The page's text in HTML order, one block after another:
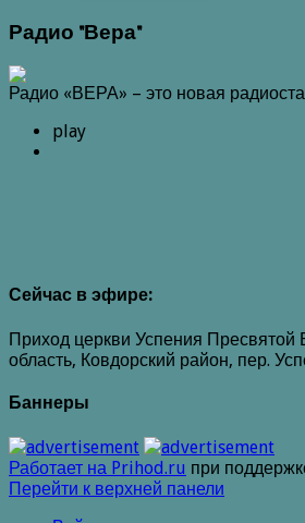
Радио "Вера"
Радио «ВЕРА» – это новая
play
Сейчас в эфире:
Приход церкви Успения Пресвятой
область, Ковдорский район, пер.
Баннеры
Работает на Prihod.ru при
Перейти к верхней панели